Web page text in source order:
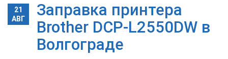
21
АВГ
Заправка принтера
Brother DCP-L2550DW в
Волгограде